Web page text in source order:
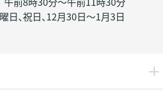
、祝日、12月30日～1月3日